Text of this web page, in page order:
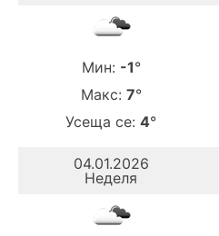
Мин: -1°
Макс: 7°
Усеща се: 4°
04.01.2026
Неделя